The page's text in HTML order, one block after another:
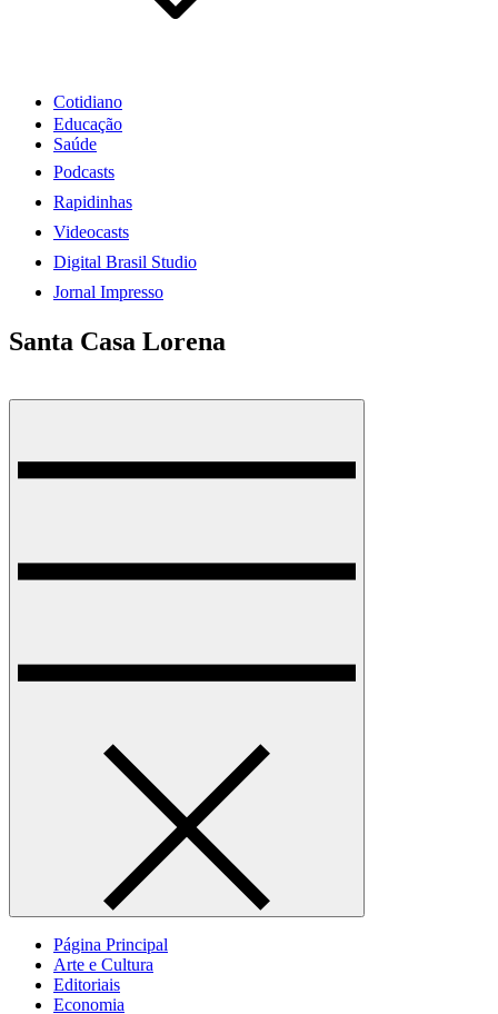
Cotidiano
Educação
Saúde
Podcasts
Rapidinhas
Videocasts
Digital Brasil Studio
Jornal Impresso
Gazeta Imperial – Portal de Notícias
Podscasts, Politica, Tecnologia, Arte e cultura, Gastronomia e etc
Santa Casa Lorena
Página Principal
Arte e Cultura
Editoriais
Economia